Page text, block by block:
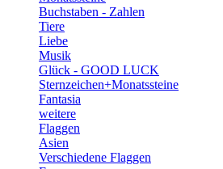
Buchstaben - Zahlen
Tiere
Liebe
Musik
Glück - GOOD LUCK
Sternzeichen+Monatssteine
Fantasia
weitere
Flaggen
Asien
Verschiedene Flaggen